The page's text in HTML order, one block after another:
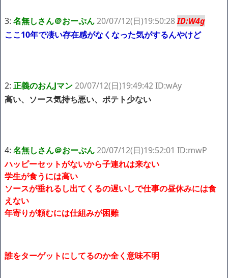
【速報】 NHKの性被害問題、性加害した番組出演者が衝撃告白！
NEW!
【悲報】高級ブランドの服、もうめちゃくちゃNEW!
少女がAVデビュ－ｗwwww
【画像】彼女「ねー、今日のデートこれで行っていー？」ﾊﾟｼｬ
広末涼子さん、正気に戻ってしまい絶望する・・・「アカン、キ
なっており、本人ではないとの憶測が広がる
かつてはSONYのパソコンだった「VAIO」家電量販店のノジマに
買収されてしまう
ハードオフに売っていた4万4000円のフィギュアがヤバすぎるｗ
ｗｗｗｗｗ「こんな高いの？ｗｗ」「逆に超安い」
【閲覧注意】俺が近くにいると機械が壊れるんだけどさ
私は6年間「子無し既婚女性」で人から様々なことを言われてき
たけど子無しの原因は親の教えのせいかもしれません
3: 名無しさん＠おーぷん20/07/12(日)19:50:28ID:W4g
ここ10年で凄い存在感がなくなった気がするんやけど
2: 正義のおんJマン20/07/12(日)19:49:42 ID:wAy
高い、ソース気持ち悪い、ポテト少ない
4: 名無しさん＠おーぷん20/07/12(日)19:52:01 ID:mwP
ハッピーセットがないから子連れは来ない
学生が食うには高い
ソースが垂れるし出てくるの遅いしで仕事の昼休みには食
えない
年寄りが頼むには仕組みが困難
誰をターゲットにしてるのか全く意味不明